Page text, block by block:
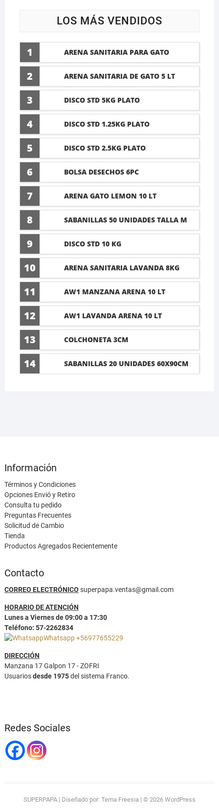
LOS MÁS VENDIDOS
1 ARENA SANITARIA PARA GATO
LAVANDA 10 LTI
2 ARENA SANITARIA DE GATO 5 LT
3 DISCO STD 5KG PLATO
4 DISCO STD 1.25KG PLATO
5 DISCO STD 2.5KG PLATO
6 BOLSA DESECHOS 6PC
7 ARENA GATO LEMON 10 LT
8 SABANILLAS 50 UNIDADES TALLA M
60X45CM
9 DISCO STD 10 KG
10 ARENA SANITARIA LAVANDA 8KG
11 AW1 MANZANA ARENA 10 LT
12 AW1 LAVANDA ARENA 10 LT
13 COLCHONETA 3CM
14 SABANILLAS 20 UNIDADES 60X90CM
Información
Términos y Condiciones
Opciones Envió y Retiro
Consulta tu pedido
Preguntas Frecuentes
Solicitud de Cambio
Tienda
Productos Agregados Recientemente
Contacto
CORREO ELECTRÓNICO superpapa.ventas@gmail.com
HORARIO DE ATENCIÓN
Lunes a Viernes de 09:00 a 17:30
Teléfono: 57-2262834
Whatsapp +56977655229
DIRECCIÓN
Manzana 17 Galpon 17 - ZOFRI
Usuariosdesde 1975del sistema Franco.
Redes Sociales
SUPERPAPA| Diseñado por: Tema Freesia| © 2026 WordPress